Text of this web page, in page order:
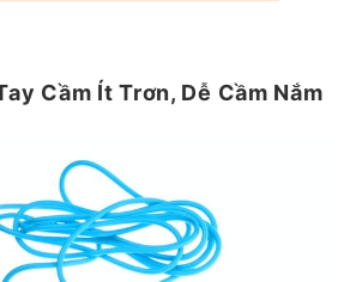
Cầm Ít Trơn, Dễ Cầm Nắm